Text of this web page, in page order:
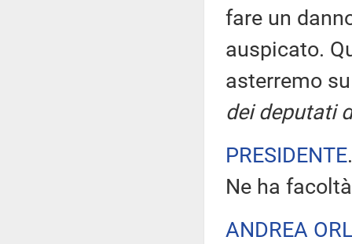
fare un
auspicato.
asterremo
dei deputati
PRESIDENTE
Ne ha
ANDREA